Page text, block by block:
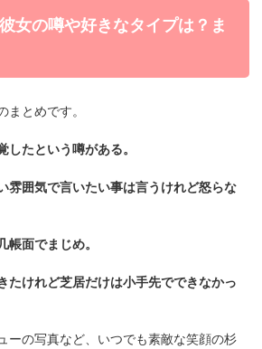
女の噂や好きなタイプは？ま
まとめです。
したという噂がある。
雰囲気で言いたい事は言うけれど怒らな
帳面でまじめ。
たけれど芝居だけは小手先でできなかっ
ーの写真など、いつでも素敵な笑顔の杉